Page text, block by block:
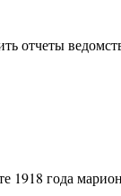
отчеты
1918 года